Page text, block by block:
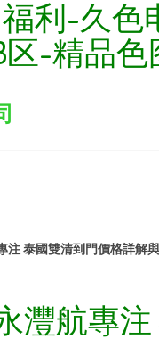
利-久
区-精品
注 泰國雙清到門價格詳解
灃航專